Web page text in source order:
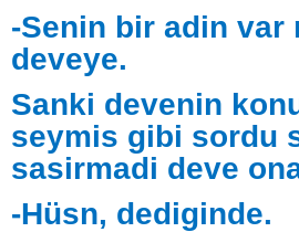
-Senin bir adin var
deveye.
Sanki devenin
seymis gibi sordu
sasirmadi deve
-Hüsn, dediginde.